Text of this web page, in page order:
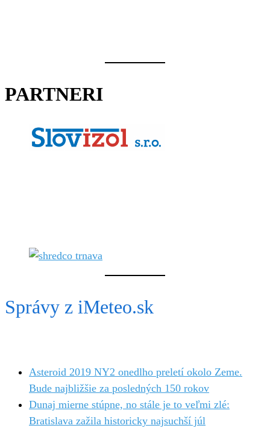
PARTNERI
Správy z iMeteo.sk
Asteroid 2019 NY2 onedlho preletí okolo Zeme.
Bude najbližšie za posledných 150 rokov
Dunaj mierne stúpne, no stále je to veľmi zlé:
Bratislava zažila historicky najsuchší júl